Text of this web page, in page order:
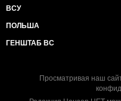
ВСУ
ПОЛЬША
ГЕНШТАБ ВС
Просматривая наш